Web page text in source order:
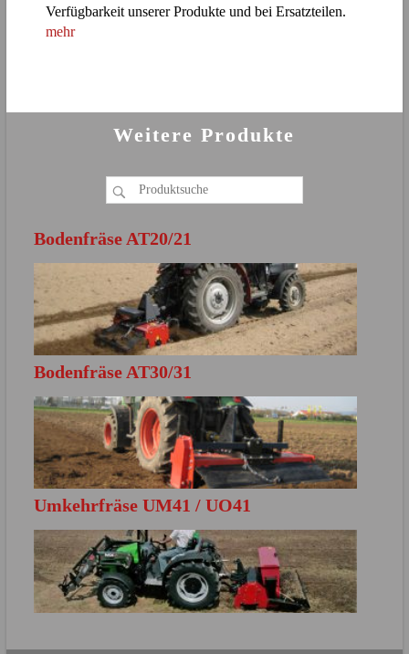
Verfügbarkeit unserer Produkte und bei Ersatzteilen.
mehr
Weitere Produkte
Bodenfräse AT20/21
Direkt zur Produktbroschüre
Bodenfräse AT30/31
MEHR ERFAHREN
Direkt zur Produktbroschüre
Umkehrfräse UM41 / UO41